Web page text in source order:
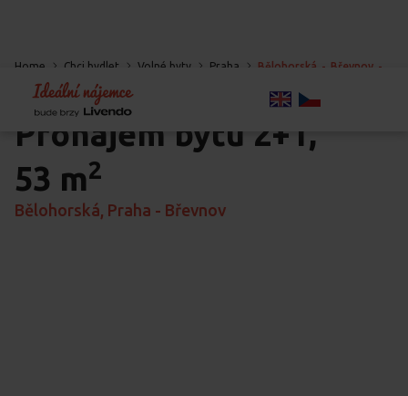
Home Chci bydlet Volné byty Praha Bělohorská - Břevnov -
Praha
Pronájem bytu 2+1,
53 m2
Bělohorská, Praha - Břevnov